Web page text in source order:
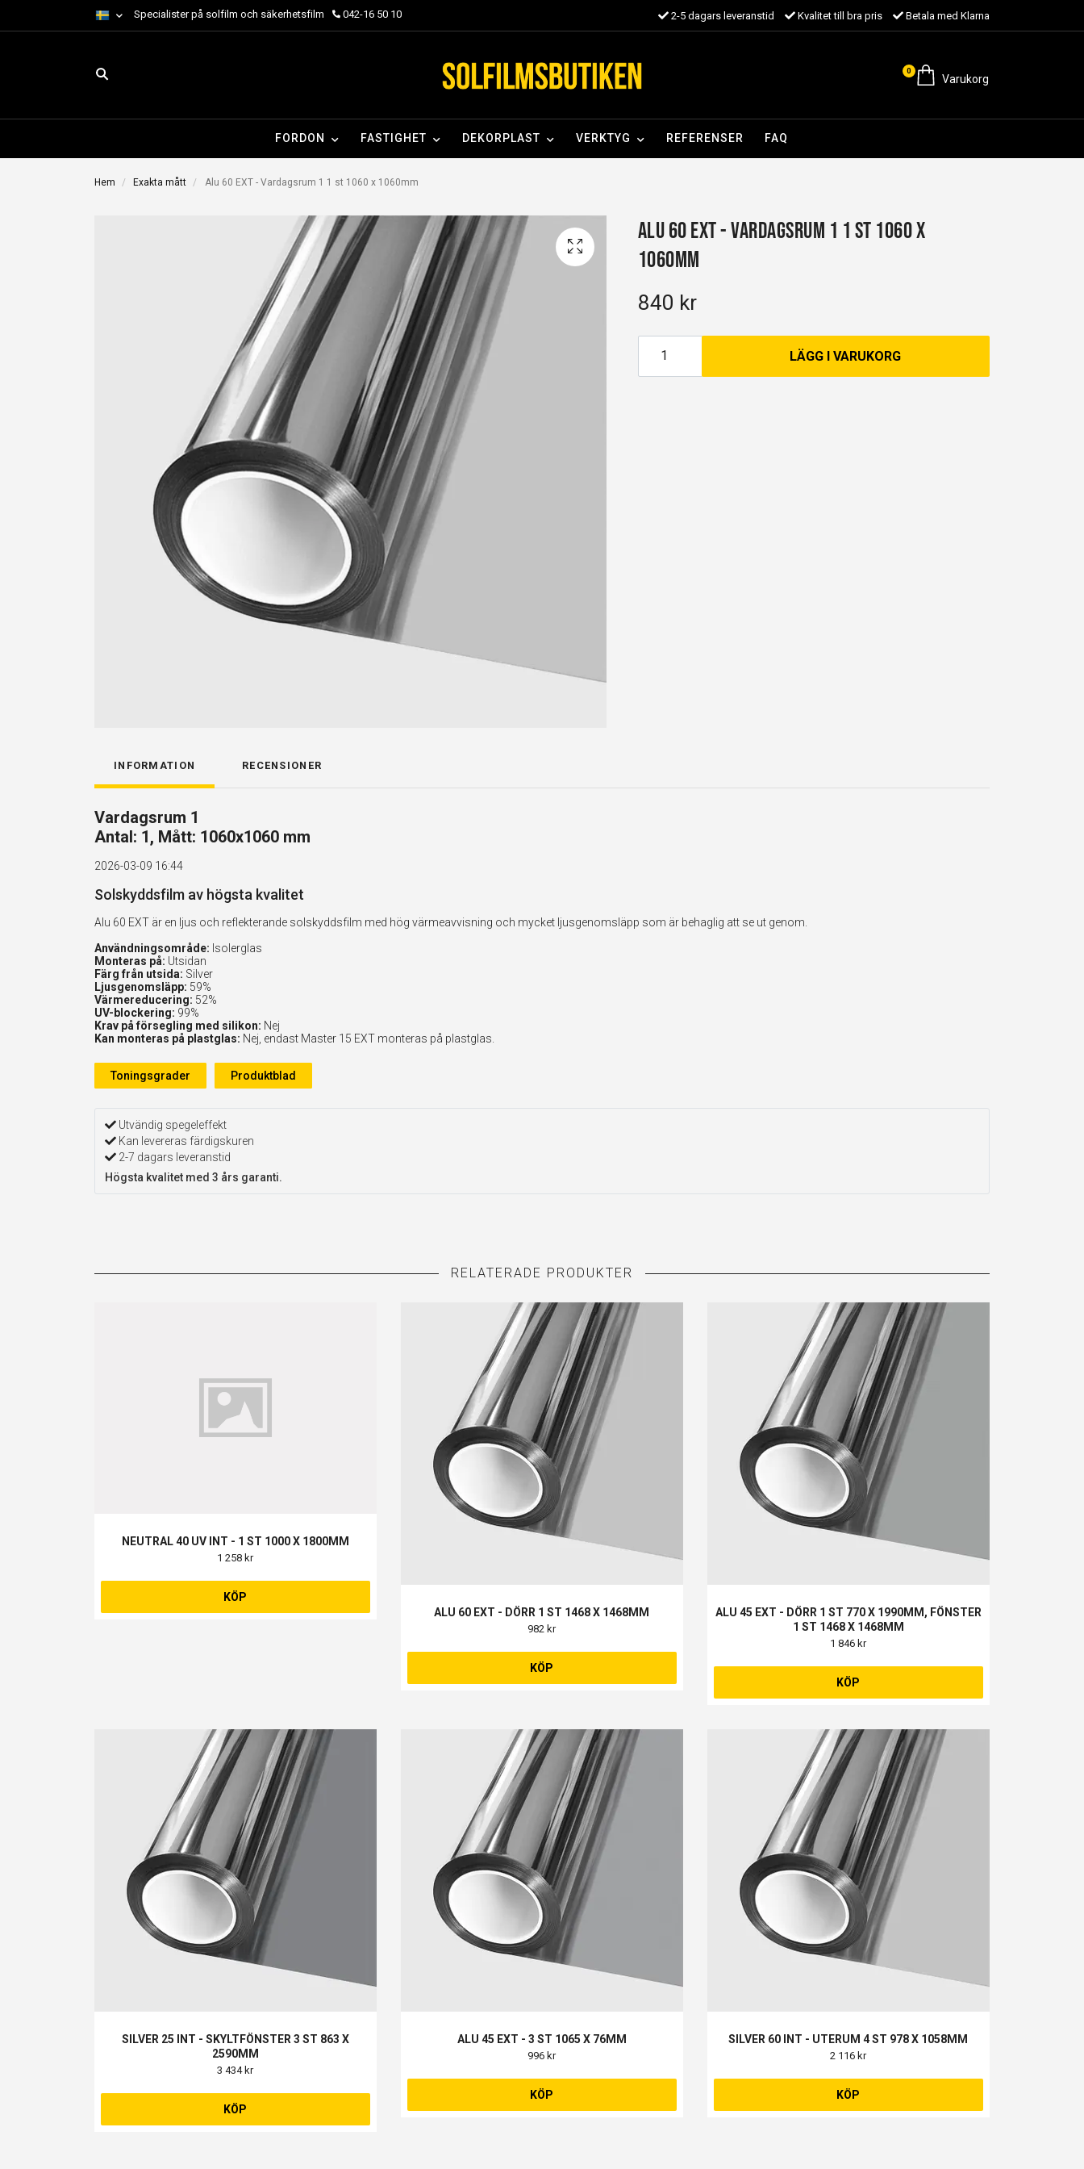
Specialister på solfilm och säkerhetsfilm 042-16 50 10 2-5 dagars leveranstid Kvalitet till bra pris Betala med Klarna
0
Varukorg
FORDON FASTIGHET DEKORPLAST VERKTYG REFERENSER FAQ
Hem Exakta mått Alu 60 EXT - Vardagsrum 1 1 st 1060 x 1060mm
Alu 60 EXT - Vardagsrum 1 1 st 1060 x
1060mm
840 kr
LÄGG I VARUKORG
INFORMATION RECENSIONER
Vardagsrum 1
Antal: 1, Mått: 1060x1060 mm
2026-03-09 16:44
Solskyddsfilm av högsta kvalitet
Alu 60 EXT är en ljus och reflekterande solskyddsfilm med hög värmeavvisning och mycket ljusgenomsläpp som är behaglig att se ut genom.
Användningsområde: Isolerglas
Monteras på: Utsidan
Färg från utsida: Silver
Ljusgenomsläpp: 59%
Värmereducering: 52%
UV-blockering: 99%
Krav på försegling med silikon: Nej
Kan monteras på plastglas: Nej, endast Master 15 EXT monteras på plastglas.
Toningsgrader Produktblad
Utvändig spegeleffekt
Kan levereras färdigskuren
2-7 dagars leveranstid
Högsta kvalitet med 3 års garanti.
NEUTRAL 40 UV INT - 1 ST 1000 X 1800MM
1 258 kr
KÖP
ALU 60 EXT - DÖRR 1 ST 1468 X 1468MM
982 kr
KÖP
ALU 45 EXT - DÖRR 1 ST 770 X 1990MM, FÖNSTER
1 ST 1468 X 1468MM
1 846 kr
KÖP
SILVER 25 INT - SKYLTFÖNSTER 3 ST 863 X
2590MM
3 434 kr
KÖP
ALU 45 EXT - 3 ST 1065 X 76MM
996 kr
KÖP
SILVER 60 INT - UTERUM 4 ST 978 X 1058MM
2 116 kr
KÖP